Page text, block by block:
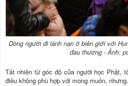
Dòng người đi lánh nạn ở biên giới với
đau thương - Ảnh:
Tất nhiên từ góc độ của người học Phật,
điều không phù hợp với mong muốn,